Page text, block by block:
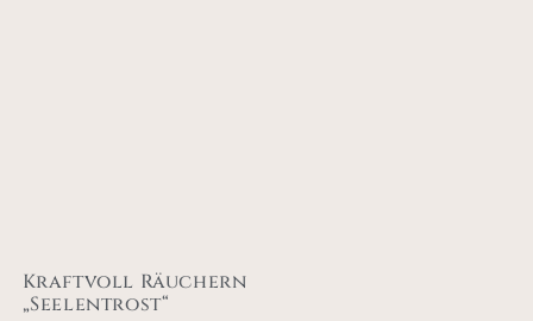
Kraftvoll Räuchern
„Seelentrost“